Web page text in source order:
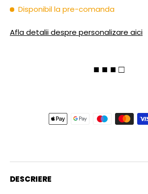
Disponibil la pre-comanda
Afla detalii despre personalizare aici
■ ■ ■ □
DESCRIERE